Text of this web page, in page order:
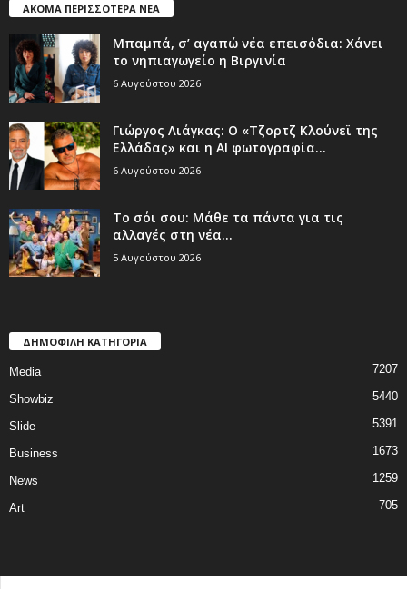
ΑΚΟΜΑ ΠΕΡΙΣΣΟΤΕΡΑ ΝΕΑ
Μπαμπά, σ’ αγαπώ νέα επεισόδια: Χάνει
το νηπιαγωγείο η Βιργινία
6 Αυγούστου 2026
Γιώργος Λιάγκας: Ο «Τζορτζ Κλούνεϊ της
Ελλάδας» και η AI φωτογραφία...
6 Αυγούστου 2026
Το σόι σου: Μάθε τα πάντα για τις
αλλαγές στη νέα...
5 Αυγούστου 2026
ΔΗΜΟΦΙΛΗ ΚΑΤΗΓΟΡΙΑ
Media 7207
Showbiz 5440
Slide 5391
Business 1673
News 1259
Art 705